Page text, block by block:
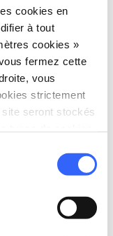
cookies en
à tout
cookies »
fermez cette
vous
strictement
seront stockés
Pistoia PT,
chevron_right
chevron_right
chevron_right